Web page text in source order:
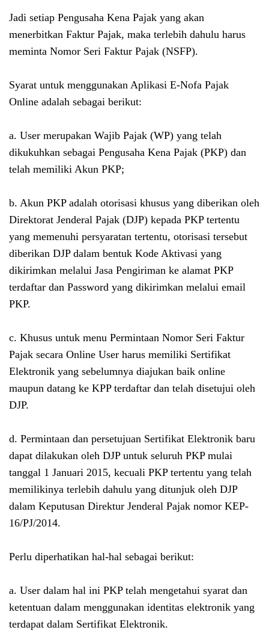
Jadi setiap Pengusaha Kena Pajak yang akan
menerbitkan Faktur Pajak, maka terlebih dahulu harus
meminta Nomor Seri Faktur Pajak (NSFP).
Syarat untuk menggunakan Aplikasi E-Nofa Pajak
Online adalah sebagai berikut:
a. User merupakan Wajib Pajak (WP) yang telah
dikukuhkan sebagai Pengusaha Kena Pajak (PKP) dan
telah memiliki Akun PKP;
b. Akun PKP adalah otorisasi khusus yang diberikan oleh
Direktorat Jenderal Pajak (DJP) kepada PKP tertentu
yang memenuhi persyaratan tertentu, otorisasi tersebut
diberikan DJP dalam bentuk Kode Aktivasi yang
dikirimkan melalui Jasa Pengiriman ke alamat PKP
terdaftar dan Password yang dikirimkan melalui email
PKP.
c. Khusus untuk menu Permintaan Nomor Seri Faktur
Pajak secara Online User harus memiliki Sertifikat
Elektronik yang sebelumnya diajukan baik online
maupun datang ke KPP terdaftar dan telah disetujui oleh
DJP.
d. Permintaan dan persetujuan Sertifikat Elektronik baru
dapat dilakukan oleh DJP untuk seluruh PKP mulai
tanggal 1 Januari 2015, kecuali PKP tertentu yang telah
memilikinya terlebih dahulu yang ditunjuk oleh DJP
dalam Keputusan Direktur Jenderal Pajak nomor KEP-
16/PJ/2014.
Perlu diperhatikan hal-hal sebagai berikut:
a. User dalam hal ini PKP telah mengetahui syarat dan
ketentuan dalam menggunakan identitas elektronik yang
terdapat dalam Sertifikat Elektronik.